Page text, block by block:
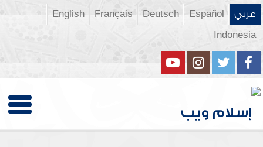
عربي Español
Deutsch
Français
English
Indonesia